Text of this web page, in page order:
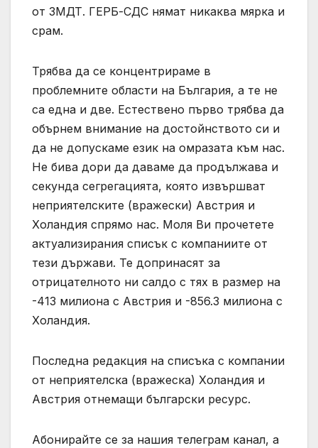
от ЗМДТ. ГЕРБ-СДС нямат никаква мярка и
срам.
Трябва да се концентрираме в
проблемните области на България, а те не
са една и две. Естествено първо трябва да
обърнем внимание на достойнството си и
да не допускаме език на омразата към нас.
Не бива дори да даваме да продължава и
секунда сегрегацията, която извършват
неприятелските (вражески) Австрия и
Холандия спрямо нас. Моля Ви прочетете
актуализирания списък с компаниите от
тези държави. Те допринасят за
отрицателното ни салдо с тях в размер на
-413 милиона с Австрия и -856.3 милиона с
Холандия.
Последна редакция на списъка с компании
от неприятелска (вражеска) Холандия и
Австрия отнемащи български ресурс.
Абонирайте се за нашия телеграм канал, а